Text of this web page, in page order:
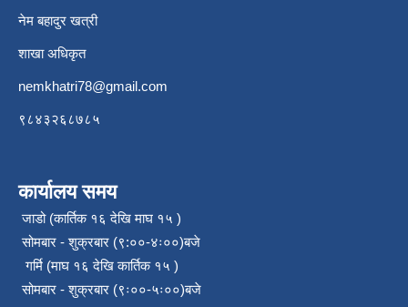
नेम बहादुर खत्री
शाखा अधिकृत
nemkhatri78@gmail.com
९८४३२६८७८५
कार्यालय समय
जाडो (कार्तिक १६ देखि माघ १५ )
सोमबार - शुक्रबार (९:००-४ः००)बजे
गर्मि (माघ १६ देखि कार्तिक १५ )
सोमबार - शुक्रबार (९ः००-५ः००)बजे